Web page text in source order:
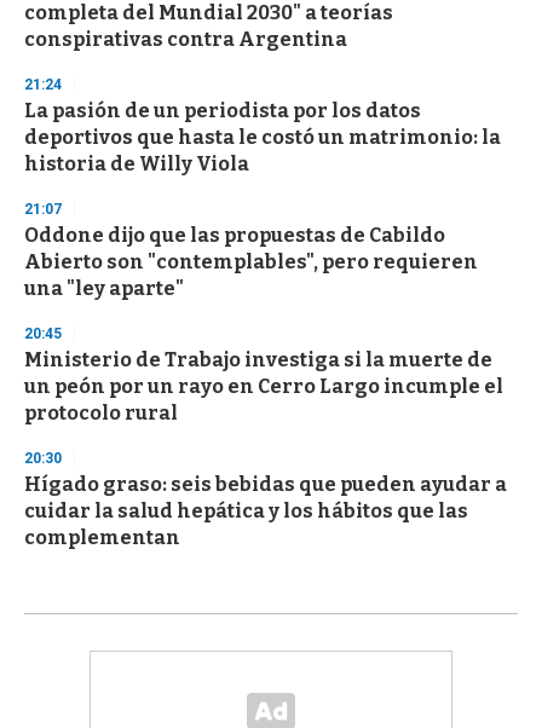
completa del Mundial 2030" a teorías
conspirativas contra Argentina
21:24
La pasión de un periodista por los datos
deportivos que hasta le costó un matrimonio: la
historia de Willy Viola
21:07
Oddone dijo que las propuestas de Cabildo
Abierto son "contemplables", pero requieren
una "ley aparte"
20:45
Ministerio de Trabajo investiga si la muerte de
un peón por un rayo en Cerro Largo incumple el
protocolo rural
20:30
Hígado graso: seis bebidas que pueden ayudar a
cuidar la salud hepática y los hábitos que las
complementan